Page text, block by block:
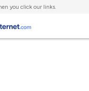
you click our links.